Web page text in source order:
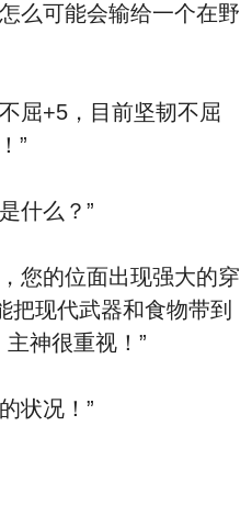
么可能会输给一个在野
屈+5，目前坚韧不屈
”
什么？”
您的位面出现强大的穿
把现代武器和食物带到
神很重视！”
状况！”